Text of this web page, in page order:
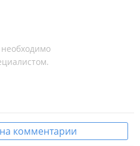
комментарии